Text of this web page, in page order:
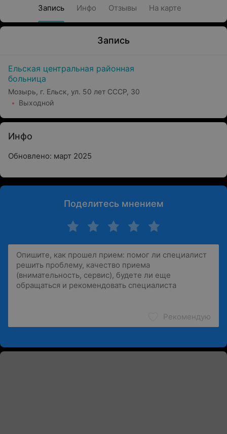
Запись Инфо Отзывы На карте
Запись
Ельская центральная районная
больница
Мозырь, г. Ельск, ул. 50 лет СССР, 30
Выходной
Инфо
Обновлено: март 2025
Поделитесь мнением
Рекомендую